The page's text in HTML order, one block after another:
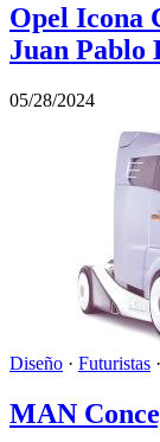
Opel Icona
Juan Pablo
05/28/2024
Diseño · Futuristas ·
MAN